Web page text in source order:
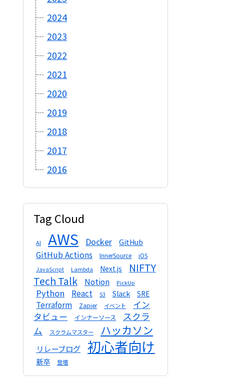
2024
2023
2022
2021
2020
2019
2018
2017
2016
Tag Cloud
AI AWS Docker GitHub
GitHub Actions InnerSource iOS
JavaScript Lambda Next.js
NIFTY
Tech Talk
Notion PickUp
Python React S3 Slack SRE
Terraform Zapier イベント
イン
タビュー
インナーソース
スクラ
ム
スクラムマスター ハッカソン
リレーブログ 初心者向け
新卒 登壇